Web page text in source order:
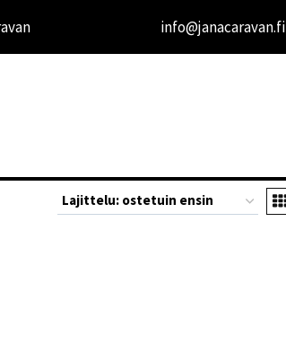
info@janacaravan.fi